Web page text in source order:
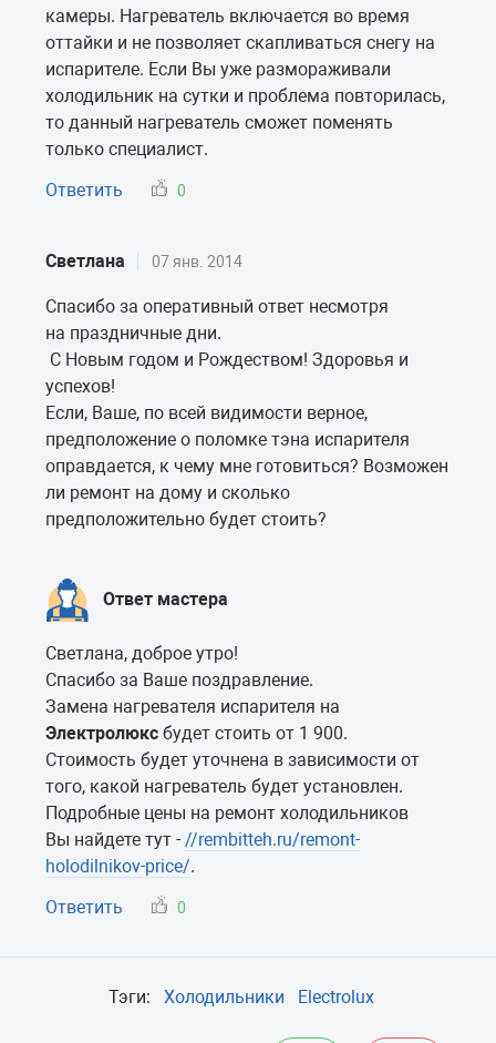
камеры. Нагреватель включается во время
оттайки и не позволяет скапливаться снегу на
испарителе. Если Вы уже размораживали
холодильник на сутки и проблема повторилась,
то данный нагреватель сможет поменять
только специалист.
Ответить
0
Светлана 07 янв. 2014
Спасибо за оперативный ответ несмотря
на праздничные дни.
С Новым годом и Рождеством! Здоровья и
успехов!
Если, Ваше, по всей видимости верное,
предположение о поломке тэна испарителя
оправдается, к чему мне готовиться? Возможен
ли ремонт на дому и сколько
предположительно будет стоить?
Ответ мастера
Светлана, доброе утро!
Спасибо за Ваше поздравление.
Замена нагревателя испарителя на
Электролюкс будет стоить от 1 900.
Стоимость будет уточнена в зависимости от
того, какой нагреватель будет установлен.
Подробные цены на ремонт холодильников
Вы найдете тут - //rembitteh.ru/remont-
holodilnikov-price/.
Ответить
0
Тэги: Холодильники Electrolux